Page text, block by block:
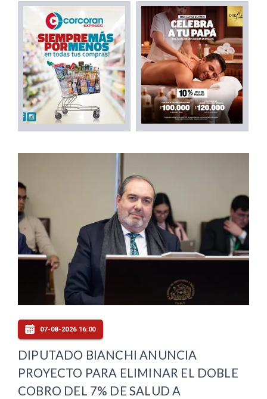
07-08-2026 16:00
DIPUTADO BIANCHI ANUNCIA
PROYECTO PARA ELIMINAR EL DOBLE
COBRO DEL 7% DE SALUD A